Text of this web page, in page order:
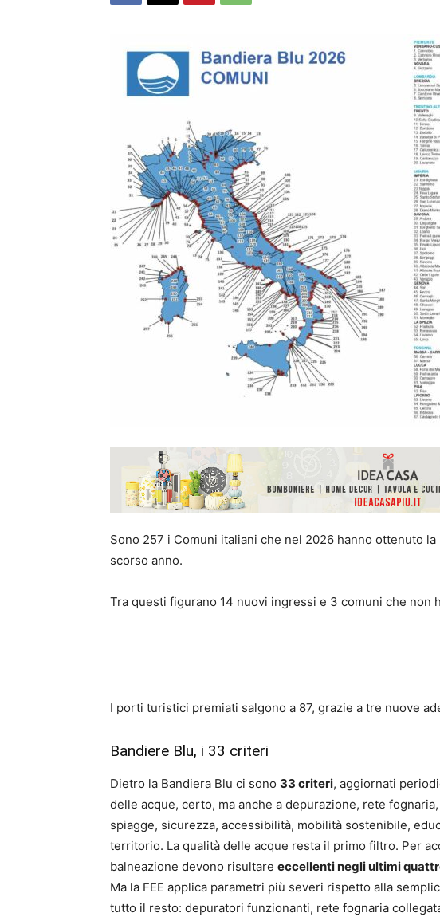
Sono 257 i Comuni italiani che nel 2026 hanno ottenuto
scorso anno.
Tra questi figurano 14 nuovi ingressi e 3 comuni che non
I porti turistici premiati salgono a 87, grazie a tre nuove
Bandiere Blu, i 33 criteri
Dietro la Bandiera Blu ci sono 33 criteri, aggiornati
delle acque, certo, ma anche a depurazione, rete
spiagge, sicurezza, accessibilità, mobilità sostenibile,
territorio. La qualità delle acque resta il primo filtro. Per
balneazione devono risultare eccellenti negli ultimi
Ma la FEE applica parametri più severi rispetto alla
tutto il resto: depuratori funzionanti, rete fognaria